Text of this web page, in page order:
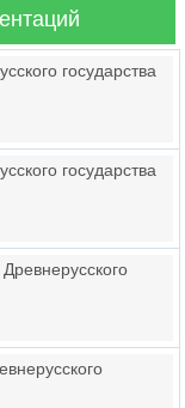
государства
государства